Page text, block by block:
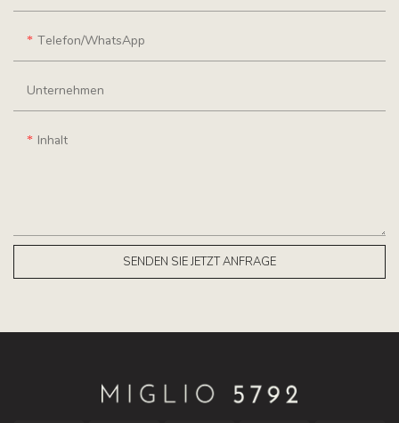
Telefon/WhatsApp
Unternehmen
Inhalt
SENDEN SIE JETZT ANFRAGE